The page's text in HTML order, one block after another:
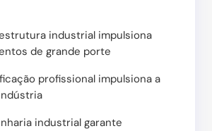
industrial impulsiona
de grande porte
profissional impulsiona a
industrial garante